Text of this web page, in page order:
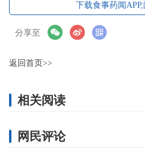
下载食事药闻
分享至
返回首页>>
相关阅读
网民评论